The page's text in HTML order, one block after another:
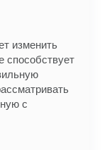
изменить
способствует
с